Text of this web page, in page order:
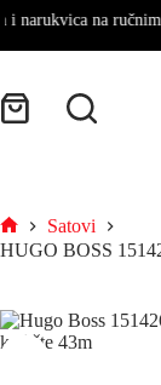
na ručnim
Satovi
HUGO BOSS